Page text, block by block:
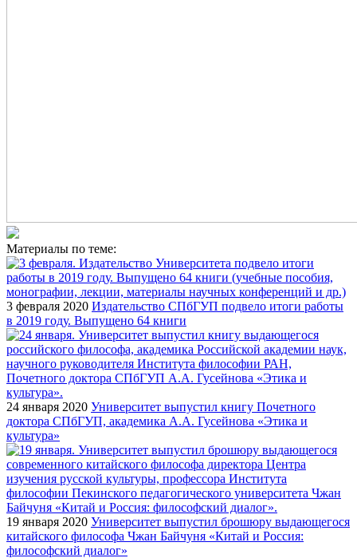
Материалы по теме:
3 февраля 2020 Издательство СПбГУП подвело итоги работы
в 2019 году. Выпущено 64 книги
24 января 2020 Университет выпустил книгу Почетного
доктора СПбГУП, академика А.А. Гусейнова «Этика и
культура»
19 января 2020 Университет выпустил брошюру выдающегося
китайского философа Чжан Байчуня «Китай и Россия:
философский диалог»